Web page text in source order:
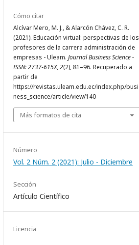
Cómo citar
Alcívar Mero, M. J., & Alarcón Chávez, C. R.
(2021). Educación virtual: perspectivas de los
profesores de la carrera administración de
empresas - Uleam. Journal Business Science -
ISSN: 2737-615X,2(2), 81–96. Recuperado a
partir de
https://revistas.uleam.edu.ec/index.php/busi
ness_science/article/view/140
Más formatos de cita
Número
Vol. 2 Núm. 2 (2021): Julio - Diciembre
Sección
Artículo Científico
Licencia